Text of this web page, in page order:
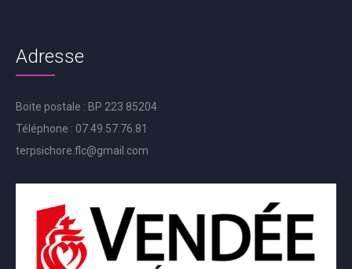
Adresse
Boite postale : BP 223 85204
Téléphone : 07.49.57.76.81
terpsichore.flc@gmail.com